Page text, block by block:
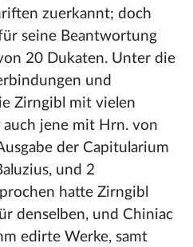
zuerkannt; doch
seine Beantwortung
20 Dukaten. Unter die
und
Zirngibl mit vielen
jene mit Hrn. von
der Capitularium
und 2
hatte Zirngibl
denselben, und Chiniac
edirte Werke, samt